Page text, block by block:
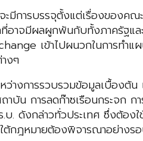
ะมีการบรรจุตั้งแต่เรื่องของค
ที่อาจมีผลผูกพันกับทั้งภาครัฐแ
เข้าไปผนวกในการทำแ
งๆ
ว่างการรวบรวมข้อมูลเบื้อง
ถาบัน การลดก๊าซเรือนกระจก
บ. ดังกล่าวทั่วประเทศ ซึ่งต้อง
ต้กฎหมายต้องพิจารณาอย่างร